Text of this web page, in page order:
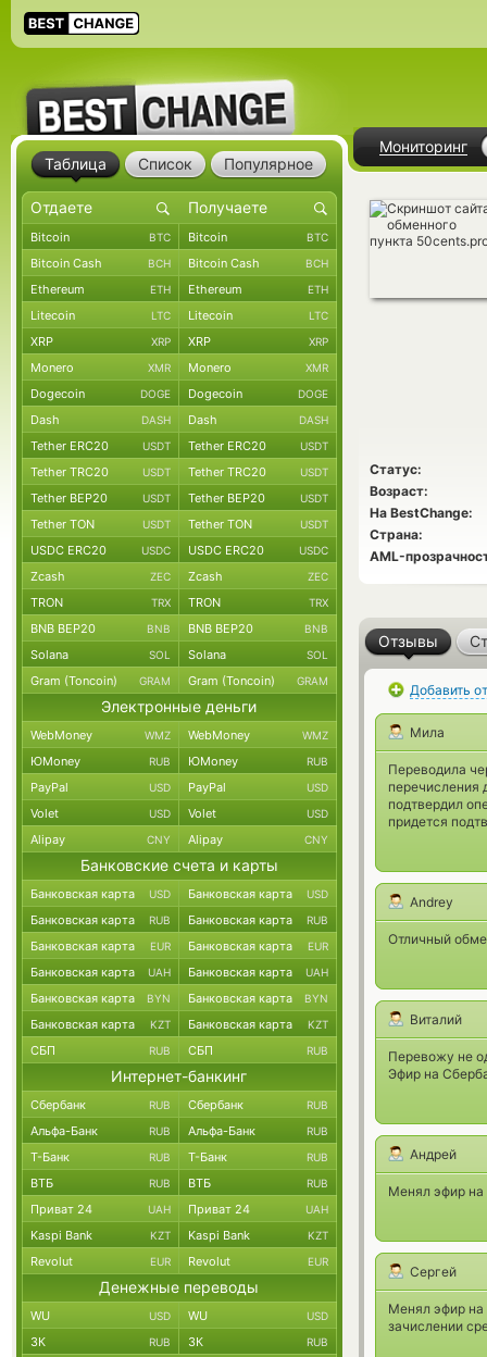
Мониторинг
Статус:
Возраст:
На BestChange:
Страна:
AML-
Отзывы
Добавить
Мила
Переводила
перечисления
подтвердил
придется
Andrey
Отличный
Виталий
Перевожу не
Эфир на
Андрей
Менял эфир
Сергей
Менял эфир на
зачислении
Таблица Список Популярное
Bitcoin BTC Bitcoin BTC
Bitcoin Cash BCH Bitcoin Cash BCH
Ethereum ETH Ethereum ETH
Litecoin LTC Litecoin LTC
XRP XRP XRP XRP
Monero XMR Monero XMR
Dogecoin DOGE Dogecoin DOGE
Dash DASH Dash DASH
Tether ERC20 USDT Tether ERC20 USDT
Tether TRC20 USDT Tether TRC20 USDT
Tether BEP20 USDT Tether BEP20 USDT
Tether TON USDT Tether TON USDT
USDC ERC20 USDC USDC ERC20 USDC
Zcash ZEC Zcash ZEC
TRON TRX TRON TRX
BNB BEP20 BNB BNB BEP20 BNB
Solana SOL Solana SOL
Gram (Toncoin) GRAM Gram (Toncoin) GRAM
Электронные деньги
WebMoney WMZ WebMoney WMZ
ЮMoney RUB ЮMoney RUB
PayPal USD PayPal USD
Volet USD Volet USD
Alipay CNY Alipay CNY
Банковские счета и карты
Банковская карта USD Банковская карта USD
Банковская карта RUB Банковская карта RUB
Банковская карта EUR Банковская карта EUR
Банковская карта UAH Банковская карта UAH
Банковская карта BYN Банковская карта BYN
Банковская карта KZT Банковская карта KZT
СБП RUB СБП RUB
Интернет-банкинг
Сбербанк RUB Сбербанк RUB
Альфа-Банк RUB Альфа-Банк RUB
Т-Банк RUB Т-Банк RUB
ВТБ RUB ВТБ RUB
Приват 24 UAH Приват 24 UAH
Kaspi Bank KZT Kaspi Bank KZT
Revolut EUR Revolut EUR
Денежные переводы
WU USD WU USD
ЗК RUB ЗК RUB